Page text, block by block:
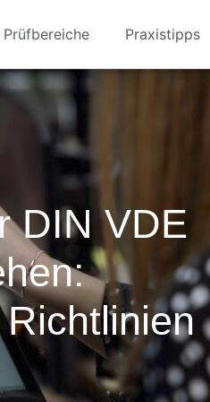
Prüfbereiche Praxistipps
DIN VDE